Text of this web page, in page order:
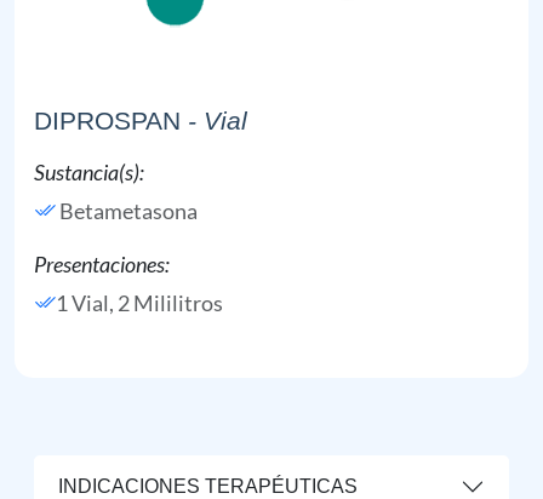
DIPROSPAN - Vial
Sustancia(s):
Betametasona
Presentaciones:
1 Vial, 2 Mililitros
INDICACIONES TERAPÉUTICAS